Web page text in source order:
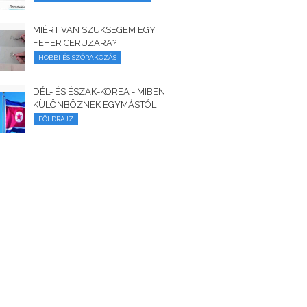
MIÉRT VAN SZÜKSÉGEM EGY
FEHÉR CERUZÁRA?
HOBBI ÉS SZÓRAKOZÁS
DÉL- ÉS ÉSZAK-KOREA - MIBEN
KÜLÖNBÖZNEK EGYMÁSTÓL
FÖLDRAJZ